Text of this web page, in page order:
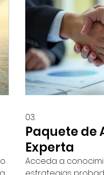
03.
Paquete de
Experta
Acceda a